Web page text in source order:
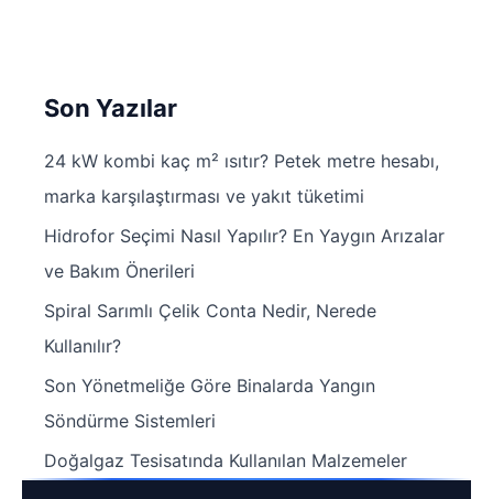
Son Yazılar
24 kW kombi kaç m² ısıtır? Petek metre hesabı,
marka karşılaştırması ve yakıt tüketimi
Hidrofor Seçimi Nasıl Yapılır? En Yaygın Arızalar
ve Bakım Önerileri
Spiral Sarımlı Çelik Conta Nedir, Nerede
Kullanılır?
Son Yönetmeliğe Göre Binalarda Yangın
Söndürme Sistemleri
Doğalgaz Tesisatında Kullanılan Malzemeler